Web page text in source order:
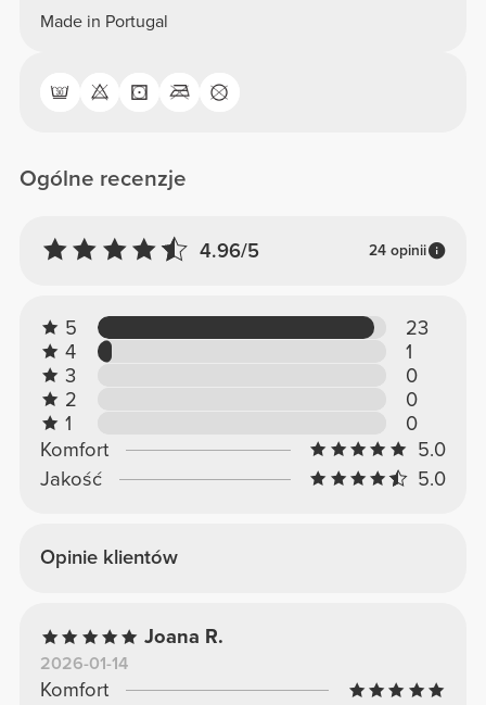
Made in Portugal
Ogólne recenzje
4.96/5 24 opinii
5
23
4
1
3
0
2
0
1
0
Komfort
5.0
Jakość
5.0
Opinie klientów
Joana R.
2026-01-14
Komfort